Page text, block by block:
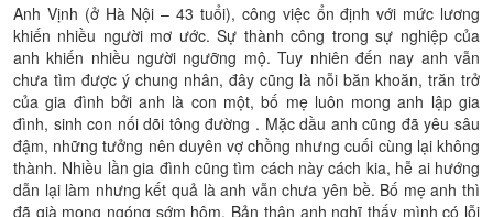
Anh Vịnh (ở Hà Nội – 43 tuổi), công việc ổn định với mức lương
khiến nhiều người mơ ước. Sự thành công trong sự nghiệp của
anh khiến nhiều người ngưỡng mộ. Tuy nhiên đến nay anh vẫn
chưa tìm được ý chung nhân, đây cũng là nỗi băn khoăn, trăn trở
của gia đình bởi anh là con một, bố mẹ luôn mong anh lập gia
đình, sinh con nối dõi tông đường . Mặc dầu anh cũng đã yêu sâu
đậm, những tưởng nên duyên vợ chồng nhưng cuối cùng lại không
thành. Nhiều lần gia đình cũng tìm cách này cách kia, hễ ai hướng
dẫn lại làm nhưng kết quả là anh vẫn chưa yên bề. Bố mẹ anh thì
đã già mong ngóng sớm hôm. Bản thân anh nghĩ thấy mình có lỗi